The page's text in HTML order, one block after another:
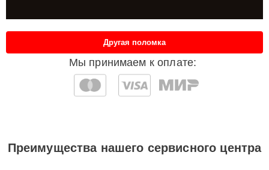
Мы принимаем к оплате:
Другая поломка
Преимущества нашего сервисного центра